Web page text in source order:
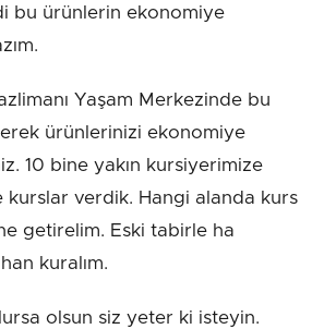
bu ürünlerin ekonomiye
Yaşam Merkezinde bu
ürünlerinizi ekonomiye
10 bine yakın kursiyerimize
kurslar verdik. Hangi alanda kurs
getirelim. Eski tabirle ha
kuralım.
olsun siz yeter ki isteyin.